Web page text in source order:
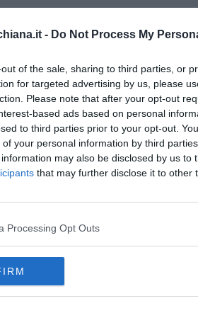
- Do Not Process My
of the sale, sharing to third parties, or
for targeted advertising by us, please
Please note that after your opt-out
based ads based on personal
to third parties prior to your opt-out.
your personal information by third
may also be disclosed by us to
that may further disclose it to other
Processing Opt Outs
MOZAIT - Come With Me - (Live at
Part. [1/4]